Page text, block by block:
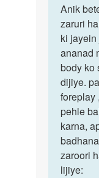
to
gf
ko
2
by
Anik
Anik
bete,
ek
achhe
sex
ke…
Anik
zaruri
ki
ananad
body ko
dijiye.
foreplay
pehle
karna,
zaroori
lijiye: